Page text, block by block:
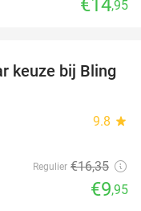
€14,95
39%
keuze bij Bling
9.8 star
Regulier €16,35
€9,95